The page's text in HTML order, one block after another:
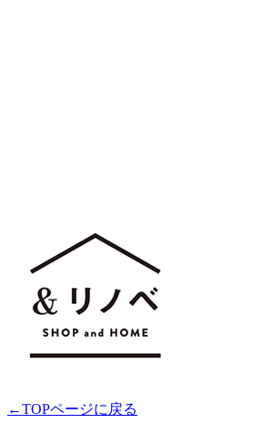
←TOPページに戻る